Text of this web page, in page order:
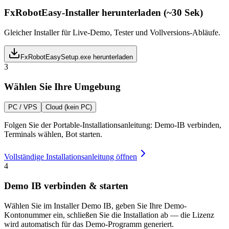
FxRobotEasy-Installer herunterladen (~30 Sek)
Gleicher Installer für Live-Demo, Tester und Vollversions-Abläufe.
FxRobotEasySetup.exe herunterladen
3
Wählen Sie Ihre Umgebung
PC / VPS Cloud (kein PC)
Folgen Sie der Portable-Installationsanleitung: Demo-IB verbinden,
Terminals wählen, Bot starten.
Vollständige Installationsanleitung öffnen
4
Demo IB verbinden & starten
Wählen Sie im Installer Demo IB, geben Sie Ihre Demo-
Kontonummer ein, schließen Sie die Installation ab — die Lizenz
wird automatisch für das Demo-Programm generiert.